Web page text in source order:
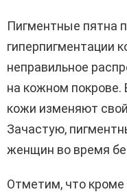
Пигментные пятна
гиперпигментации
неправильное
на кожном покрове.
кожи изменяют
Зачастую,
женщин во время
Отметим, что кроме